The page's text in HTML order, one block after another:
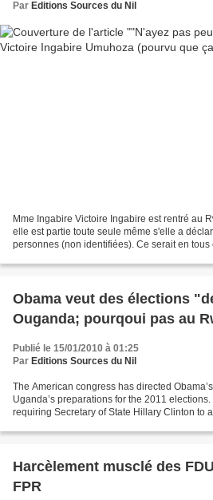
Par Editions Sources du Nil
Mme Ingabire Victoire Ingabire est rentré au
elle est partie toute seule même s'elle a
personnes (non identifiées). Ce serait en
Obama veut des élections
Ouganda; pourqoui pas au
Publié le 15/01/2010 à 01:25
Par Editions Sources du Nil
The American congress has directed
Uganda’s preparations for the 2011
requiring Secretary of State Hillary Clinton to
Harcèlement musclé des
FPR